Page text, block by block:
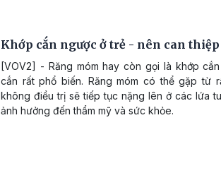
Khớp cắn ngược ở trẻ - nên can thiệp
[VOV2] - Răng móm hay còn gọi là khớp
cắn rất phổ biến. Răng móm có thể gặp từ
không điều trị sẽ tiếp tục nặng lên ở các lứa
ảnh hưởng đến thẩm mỹ và sức khỏe.